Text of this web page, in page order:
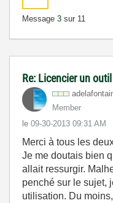
Message 3 sur 11
Re: Licencier un
Member
le ‎09-30-2013 09:31 AM
Merci à tous les
Je me doutais bien
allait ressurgir.
penché sur le sujet,
utilisation. Du